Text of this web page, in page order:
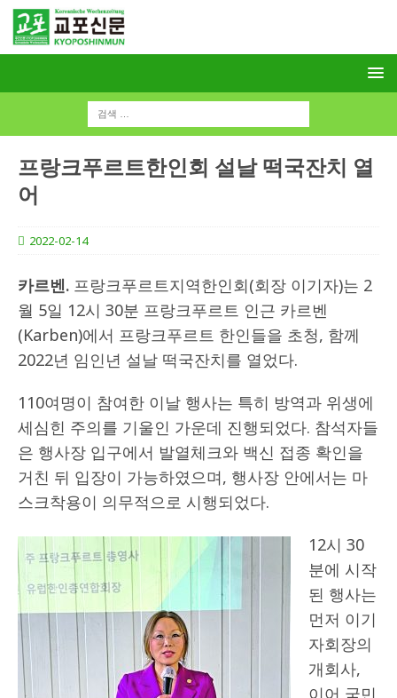
프랑크푸르트한인회 설날 떡국잔치 열
어
2022-02-14
카르벤. 프랑크푸르트지역한인회(회장 이기자)는 2
월 5일 12시 30분 프랑크푸르트 인근 카르벤
(Karben)에서 프랑크푸르트 한인들을 초청, 함께
2022년 임인년 설날 떡국잔치를 열었다.
110여명이 참여한 이날 행사는 특히 방역과 위생에
세심힌 주의를 기울인 가운데 진행되었다. 참석자들
은 행사장 입구에서 발열체크와 백신 접종 확인을
거친 뒤 입장이 가능하였으며, 행사장 안에서는 마
스크착용이 의무적으로 시행되었다.
12시 30
분에 시작
된 행사는
먼저 이기
자회장의
개회사,